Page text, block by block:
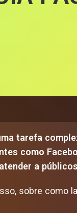
tarefa
como
a
sobre como